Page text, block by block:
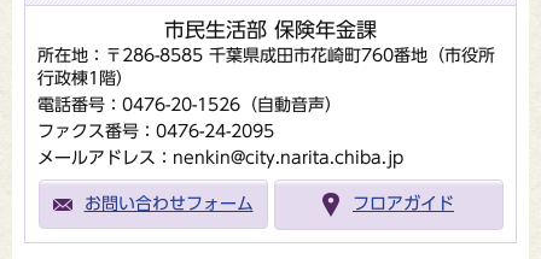
市民生活部 保険年金課
所在地：〒286-8585 千葉県成田市花崎町760番地（市役所
行政棟1階）
電話番号：0476-20-1526（自動音声）
ファクス番号：0476-24-2095
メールアドレス：nenkin@city.narita.chiba.jp
お問い合わせフォーム フロアガイド